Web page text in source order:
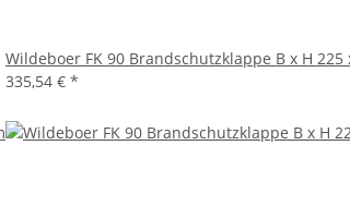
Wildeboer FK 90 Brandschutzklappe B x H 225
335,54 € *